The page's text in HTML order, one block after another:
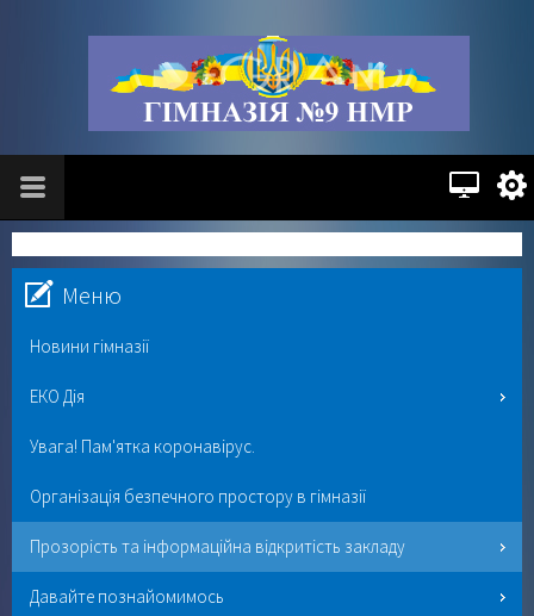
Меню
Новини гімназії
ЕКО Дія
Увага! Пам'ятка коронавірус.
Організація безпечного простору в гімназії
Прозорість та інформаційна відкритість закладу
Давайте познайомимось